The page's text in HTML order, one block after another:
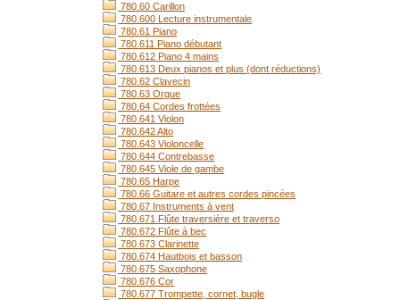
780.60 Carillon
780.600 Lecture instrumentale
780.61 Piano
780.611 Piano débutant
780.612 Piano 4 mains
780.613 Deux pianos et plus (dont réductions)
780.62 Clavecin
780.63 Orgue
780.64 Cordes frottées
780.641 Violon
780.642 Alto
780.643 Violoncelle
780.644 Contrebasse
780.645 Viole de gambe
780.65 Harpe
780.66 Guitare et autres cordes pincées
780.67 Instruments à vent
780.671 Flûte traversière et traverso
780.672 Flûte à bec
780.673 Clarinette
780.674 Hautbois et basson
780.675 Saxophone
780.676 Cor
780.677 Trompette, cornet, bugle